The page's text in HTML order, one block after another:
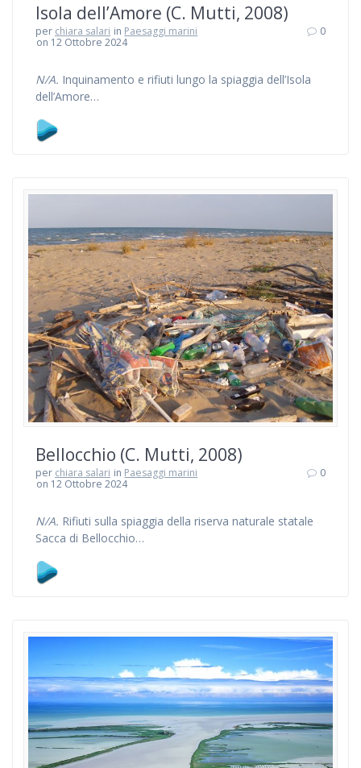
Isola dell’Amore (C. Mutti, 2008)
per chiara salari in Paesaggi marini
on 12 Ottobre 2024
0
N/A. Inquinamento e rifiuti lungo la spiaggia dell’Isola
dell’Amore…
Bellocchio (C. Mutti, 2008)
per chiara salari in Paesaggi marini
on 12 Ottobre 2024
0
N/A. Rifiuti sulla spiaggia della riserva naturale statale
Sacca di Bellocchio…